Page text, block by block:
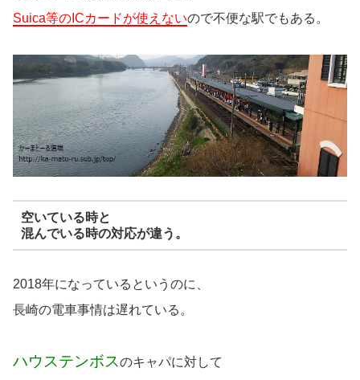
Suica等のICカードが使えないので不便な駅でもある。
空いている時と
混んでいる時の対応が違う。
2018年になっているというのに、
長崎の電車事情は遅れている。
ハウステンボスのキャパに対して